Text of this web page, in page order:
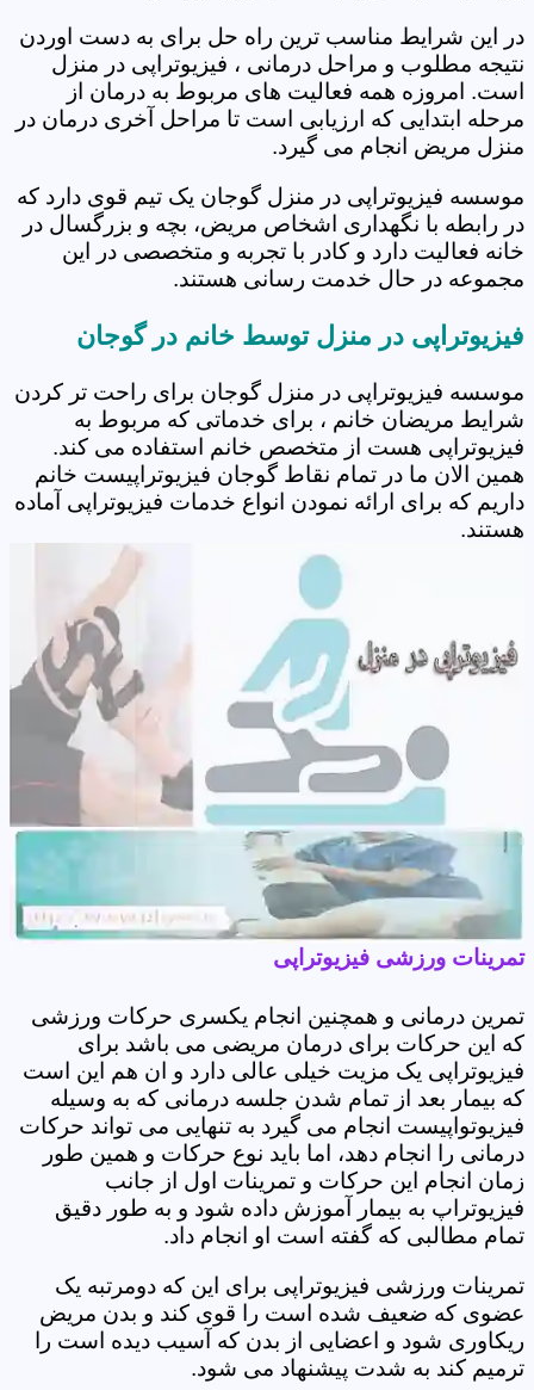
در این شرایط مناسب ترین راه حل برای به دست اوردن
نتیجه مطلوب و مراحل درمانی ، فیزیوتراپی در منزل
است. امروزه همه فعالیت های مربوط به درمان از
مرحله ابتدایی که ارزیابی است تا مراحل آخری درمان در
منزل مریض انجام می گیرد.
موسسه فیزیوتراپی در منزل گوجان یک تیم قوی دارد که
در رابطه با نگهداری اشخاص مریض، بچه و بزرگسال در
خانه فعالیت دارد و کادر با تجربه و متخصصی در این
مجموعه در حال خدمت رسانی هستند.
فیزیوتراپی در منزل توسط خانم در گوجان
موسسه فیزیوتراپی در منزل گوجان برای راحت تر کردن
شرایط مریضان خانم ، برای خدماتی که مربوط به
فیزیوتراپی هست از متخصص خانم استفاده می کند.
همین الان ما در تمام نقاط گوجان فیزیوتراپیست خانم
داریم که برای ارائه نمودن انواع خدمات فیزیوتراپی آماده
هستند.
تمرینات ورزشی فیزیوتراپی
تمرین درمانی و همچنین انجام یکسری حرکات ورزشی
که این حرکات برای درمان مریضی می باشد برای
فیزیوتراپی یک مزیت خیلی عالی دارد و ان هم این است
که بیمار بعد از تمام شدن جلسه درمانی که به وسیله
فیزیوتواپیست انجام می گیرد به تنهایی می تواند حرکات
درمانی را انجام دهد، اما باید نوع حرکات و همین طور
زمان انجام این حرکات و تمرینات اول از جانب
فیزیوتراپ به بیمار آموزش داده شود و به طور دقیق
تمام مطالبی که گفته است او انجام داد.
تمرینات ورزشی فیزیوتراپی برای این که دومرتبه یک
عضوی که ضعیف شده است را قوی کند و بدن مریض
ریکاوری شود و اعضایی از بدن که آسیب دیده است را
ترمیم کند به شدت پیشنهاد می شود.